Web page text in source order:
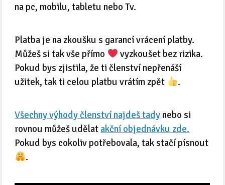
na pc, mobilu, tabletu nebo Tv.
Platba je na zkoušku s garancí vrácení platby.
Můžeš si tak vše přímo
vyzkoušet bez rizika.
Pokud bys zjistila, že ti členství nepřenáší
užitek, tak ti celou platbu vrátím zpět
.
Všechny výhody členství najdeš tady nebo si
rovnou můžeš udělat akční objednávku zde.
Pokud bys cokoliv potřebovala, tak stačí písnout
.